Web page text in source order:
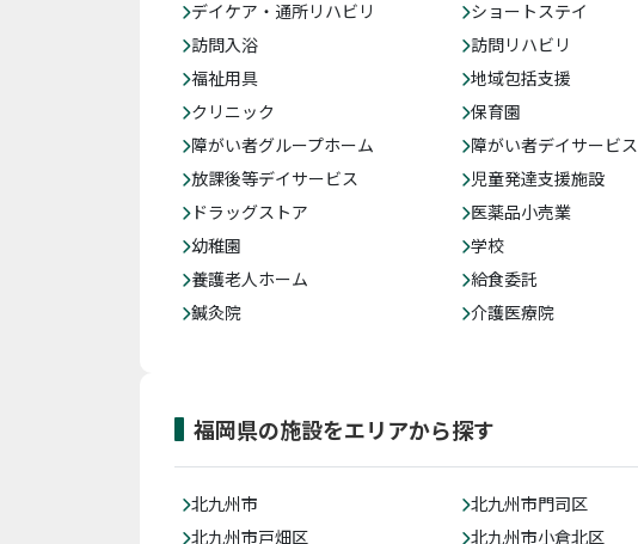
デイケア・通所リハビリ
ショートステイ
訪問入浴
訪問リハビリ
福祉用具
地域包括支援
クリニック
保育園
障がい者グループホーム
障がい者デイサービス
放課後等デイサービス
児童発達支援施設
ドラッグストア
医薬品小売業
幼稚園
学校
養護老人ホーム
給食委託
鍼灸院
介護医療院
福岡県の施設をエリアから探す
北九州市 北九州市門司区
北九州市戸畑区
北九州市小倉北区